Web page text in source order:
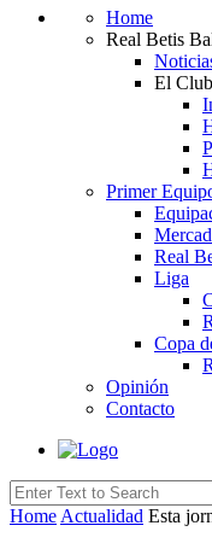
Home
Real Betis
El Club
Primer
Real
Liga
Copa
Opinión
Contacto
Home Actualidad Esta